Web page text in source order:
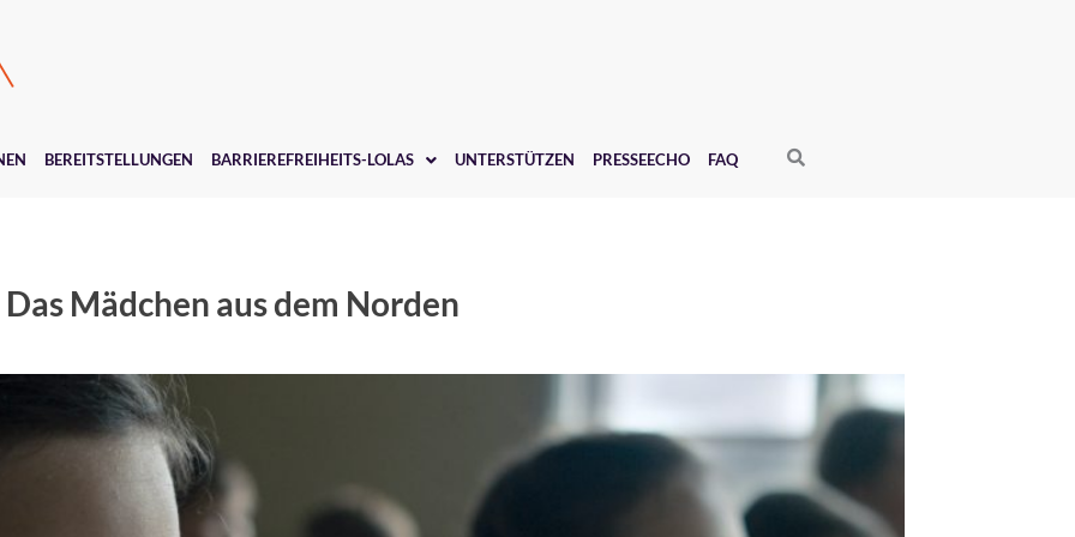
BEREITSTELLUNGEN BARRIEREFREIHEITS-LOLAS UNTERSTÜTZEN PRESSEECHO FAQ Search
Das Mädchen aus dem Norden